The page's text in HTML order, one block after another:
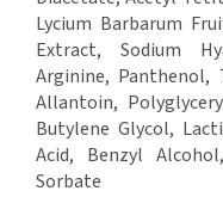
Lycium Barbarum
Extract, Sodium
Arginine, Panthenol,
Allantoin,
Butylene Glycol,
Acid, Benzyl
Sorbate